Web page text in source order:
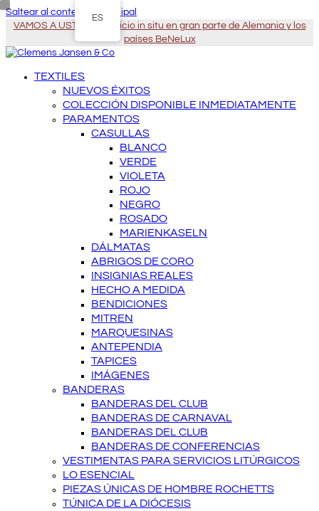
Saltear al contenido principal
VAMOS A USTED - Servicio in situ en gran parte de Alemania y los
países BeNeLux
TEXTILES
NUEVOS ÉXITOS
COLECCIÓN DISPONIBLE INMEDIATAMENTE
PARAMENTOS
CASULLAS
BLANCO
VERDE
VIOLETA
ROJO
NEGRO
ROSADO
MARIENKASELN
DÁLMATAS
ABRIGOS DE CORO
INSIGNIAS REALES
HECHO A MEDIDA
BENDICIONES
MITREN
MARQUESINAS
ANTEPENDIA
TAPICES
IMÁGENES
BANDERAS
BANDERAS DEL CLUB
BANDERAS DE CARNAVAL
BANDERAS DEL CLUB
BANDERAS DE CONFERENCIAS
VESTIMENTAS PARA SERVICIOS LITÚRGICOS
LO ESENCIAL
PIEZAS ÚNICAS DE HOMBRE ROCHETTS
TÚNICA DE LA DIÓCESIS
ES